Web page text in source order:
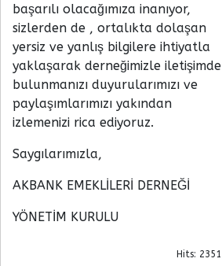
başarılı olacağımıza inanıyor,
sizlerden de , ortalıkta dolaşan
yersiz ve yanlış bilgilere ihtiyatla
yaklaşarak derneğimizle iletişimde
bulunmanızı duyurularımızı ve
paylaşımlarımızı yakından
izlemenizi rica ediyoruz.
Saygılarımızla,
AKBANK EMEKLİLERİ DERNEĞİ
YÖNETİM KURULU
Hits: 2351